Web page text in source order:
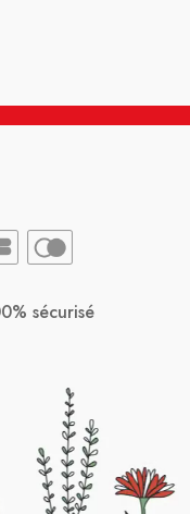
sécurisé